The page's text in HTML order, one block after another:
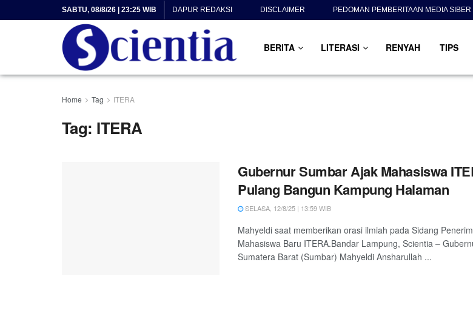
SABTU, 08/8/26 | 23:25 WIB DAPUR REDAKSI DISCLAIMER PEDOMAN PEMBERITAAN MEDIA SIBER
BERITA LITERASI RENYAH TIPS
Home Tag ITERA
Tag: ITERA
Gubernur Sumbar Ajak Mahasiswa
Pulang Bangun Kampung Halaman
SELASA, 12/8/25 | 13:59 WIB
Mahyeldi saat memberikan orasi ilmiah pada Sidang
Mahasiswa Baru ITERA.Bandar Lampung, Scientia –
Sumatera Barat (Sumbar) Mahyeldi Ansharullah ...